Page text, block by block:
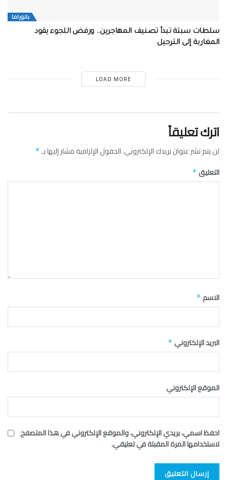
بانوراما
سلطات سبتة تبدأ تصنيف المهاجرين.. ورفض اللجوء يقود
المغاربة إلى الترحيل
LOAD MORE
اترك تعليقاً
لن يتم نشر عنوان بريدك الإلكتروني.الحقول الإلزامية مشار إليها بـ*
التعليق *
الاسم *
البريد الإلكتروني *
الموقع الإلكتروني
احفظ اسمي، بريدي الإلكتروني، والموقع الإلكتروني في هذا المتصفح
لاستخدامها المرة المقبلة في تعليقي.